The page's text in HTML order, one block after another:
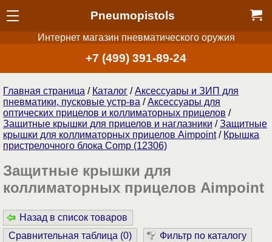
Pneumopistols
Интернет магазин пневматического оружия
+7 (499) 391-89-24
Главная страница / Каталог /Аксессуары и ЗИП для
пневматики, пусковые устр-ва /Аксессуары для
оптических прицелов и коллиматорных прицелов /
Защитные крышки для прицелов и наглазники /Защитные
крышки для коллиматорных прицелов Aimpoint/ Крышка
пристрелочного блока Comp (12306)
Защитные крышки для
коллиматорных прицелов Aimpoint
Назад в список товаров
Сравнительная таблица (0) Фильтр по каталогу